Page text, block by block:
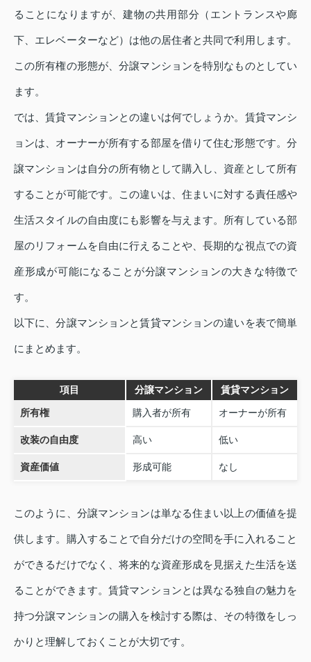
ることになりますが、建物の共用部分（エントランスや廊
下、エレベーターなど）は他の居住者と共同で利用します。
この所有権の形態が、分譲マンションを特別なものとしてい
ます。
では、賃貸マンションとの違いは何でしょうか。賃貸マンシ
ョンは、オーナーが所有する部屋を借りて住む形態です。分
譲マンションは自分の所有物として購入し、資産として所有
することが可能です。この違いは、住まいに対する責任感や
生活スタイルの自由度にも影響を与えます。所有している部
屋のリフォームを自由に行えることや、長期的な視点での資
産形成が可能になることが分譲マンションの大きな特徴で
す。
以下に、分譲マンションと賃貸マンションの違いを表で簡単
にまとめます。
項目 分譲マンション 賃貸マンション
所有権 購入者が所有 オーナーが所有
改装の自由度 高い 低い
資産価値 形成可能 なし
このように、分譲マンションは単なる住まい以上の価値を提
供します。購入することで自分だけの空間を手に入れること
ができるだけでなく、将来的な資産形成を見据えた生活を送
ることができます。賃貸マンションとは異なる独自の魅力を
持つ分譲マンションの購入を検討する際は、その特徴をしっ
かりと理解しておくことが大切です。